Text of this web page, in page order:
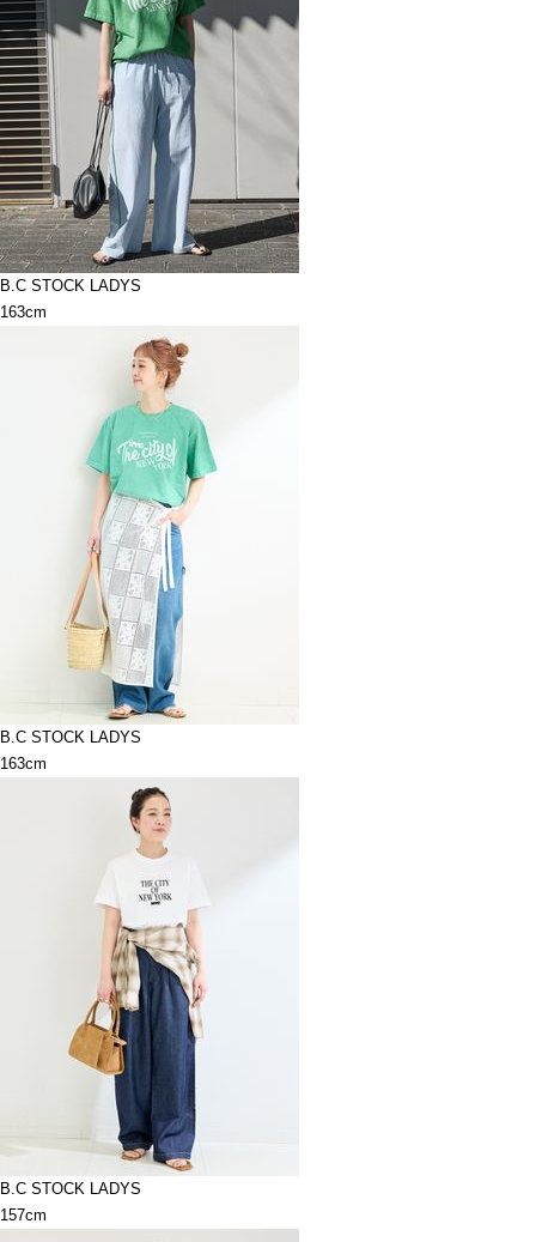
B.C STOCK LADYS
163cm
B.C STOCK LADYS
163cm
B.C STOCK LADYS
157cm